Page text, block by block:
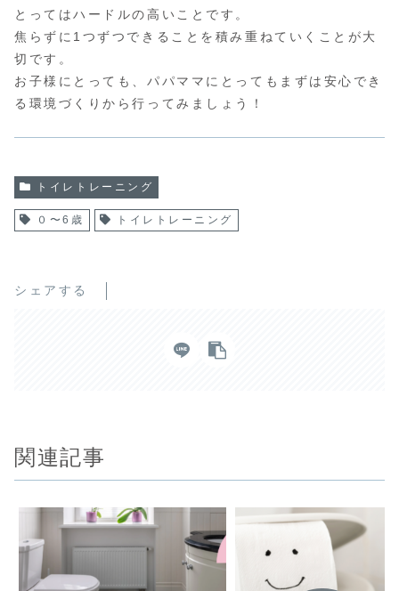
とってはハードルの高いことです。
焦らずに1つずつできることを積み重ねていくことが大
切です。
お子様にとっても、パパママにとってもまずは安心でき
る環境づくりから行ってみましょう！
トイレトレーニング
０〜6歳 トイレトレーニング
シェアする
関連記事